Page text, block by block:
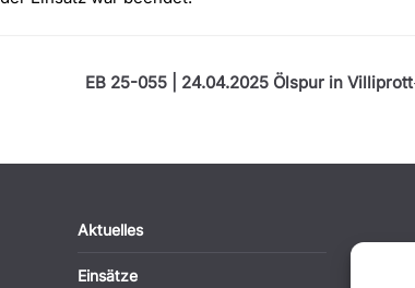
EB 25-055 | 24.04.2025 Ölspur in Villiprott
Aktuelles
Einsätze